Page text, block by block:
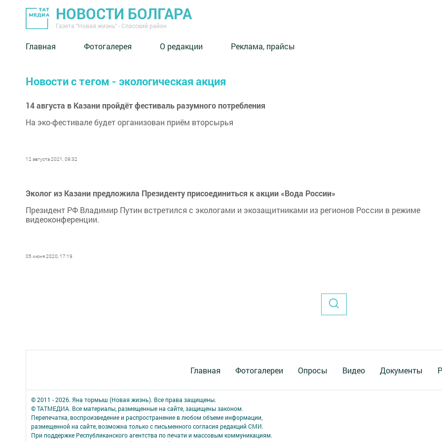
НОВОСТИ БОЛГАРА
Газета "Новая жизнь" - Спасский район
Главная Фотогалерея О редакции Реклама, прайсы
Новости с тегом - экологическая акция
14 августа в Казани пройдёт фестиваль разумного потребления
На эко-фестивале будет организован приём вторсырья
12 августа 2021, 09:32
Эколог из Казани предложила Президенту присоединиться к акции «Вода России»
Президент РФ Владимир Путин встретился с экологами и экозащитниками из регионов России в режиме
видеоконференции.
05 июня 2020, 17:19
Главная Фотогалереи Опросы Видео Документы
© 2011 - 2026. Яна тормыш (Новая жизнь). Все права защищены.
© ТАТМЕДИА. Все материалы, размещенные на сайте, защищены законом.
Перепечатка, воспроизведение и распространение в любом объеме информации,
размещенной на сайте, возможна только с письменного согласия редакций СМИ.
При поддержке Республиканского агентства по печати и массовым коммуникациям.